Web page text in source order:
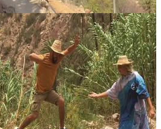
all’insegna dell’azione, del sole e di
Marocco, con il giusto equilibrio tra
amicizie. 11–17 ottobre 20...